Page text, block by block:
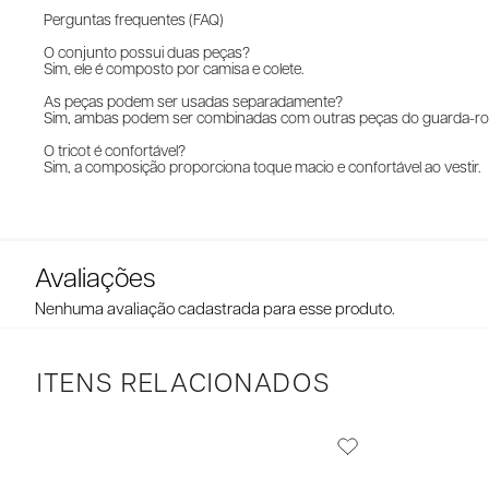
Perguntas frequentes (FAQ)
O conjunto possui duas peças?
Sim, ele é composto por camisa e colete.
As peças podem ser usadas separadamente?
Sim, ambas podem ser combinadas com outras peças do guarda-
O tricot é confortável?
Sim, a composição proporciona toque macio e confortável ao vestir.
Nenhuma avaliação cadastrada para esse produto.
ITENS RELACIONADOS